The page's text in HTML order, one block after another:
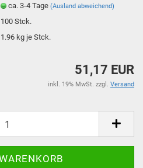
ca. 3-4 Tage(Ausland abweichend)
100Stck.
1.96 kg je Stck.
51,17 EUR
inkl. 19% MwSt. zzgl. Versand